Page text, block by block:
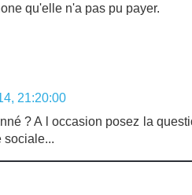
qu'elle n'a pas pu payer.
21:20:00
? A l occasion posez la
sociale...